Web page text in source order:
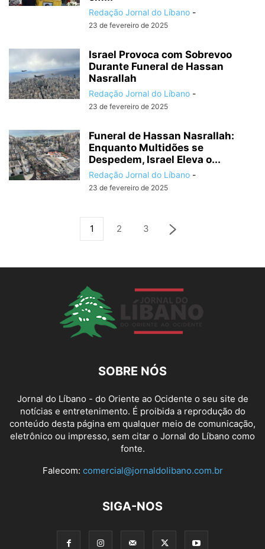
Redação Jornal do Líbano -
23 de fevereiro de 2025
Israel Provoca com Sobrevoo
Durante Funeral de Hassan
Nasrallah
Redação Jornal do Líbano -
23 de fevereiro de 2025
Funeral de Hassan Nasrallah:
Enquanto Multidões se
Despedem, Israel Eleva o...
Redação Jornal do Líbano -
23 de fevereiro de 2025
1 2 3
SOBRE NÓS
Jornal do Líbano - do Oriente ao Ocidente o seu site de
notícias e entretenimento. É proibida a reprodução do
conteúdo desta página em qualquer meio de comunicação,
eletrônico ou impresso, sem citar o Jornal do Líbano como
fonte.
Falecom: comercial@jornaldolibano.com.br
SIGA-NOS